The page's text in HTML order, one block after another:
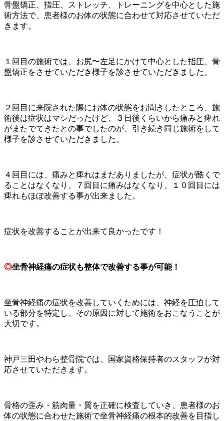
骨盤矯正、指圧、ストレッチ、トレーニングを中心とした施
術方法で、患者様のお体の状態に合わせて対応させていただ
きます。
１回目の施術では、お尻〜左足にかけて中心とした指圧、骨
盤矯正をさせていただき様子を診させていただきました。
２回目に来院された際にお体の状態をお聞きしたところ、施
術後は症状はマシだったけど、３日後くらいから痛みと痺れ
がまたでてきたとの事でしたのが、引き続き同じ施術をして
様子を診させていただきました。
４回目には、痛みと痺れはまだありましたが、症状が酷くで
ることはなくなり、７回目に痛みはなくなり、１０回目には
痺れもほぼ改善する事が出来ました。
症状を改善することが出来て良かったです！
◎坐骨神経痛の症状も整体で改善する事が可能！
坐骨神経痛の症状を改善していくためには、神経を圧迫して
いる部分を特定し、その原因に対して施術をおこなうことが
大切です。
神戸三田やわら整骨院では、国家資格保持者のスタッフが対
応させていただきます。
骨格の歪み・筋肉量・質を正確に検査していき、患者様のお
体の状態に合わせた施術で坐骨神経痛の根本的改善を目指し